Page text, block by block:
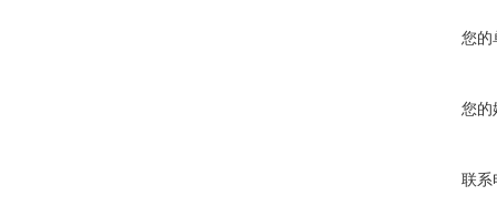
您的
您的
联系